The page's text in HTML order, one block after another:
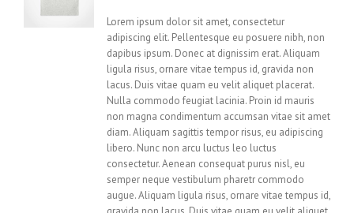
Lorem ipsum dolor sit amet, consectetur
adipiscing elit. Pellentesque eu posuere nibh, non
dapibus ipsum. Donec at dignissim erat. Aliquam
ligula risus, ornare vitae tempus id, gravida non
lacus. Duis vitae quam eu velit aliquet placerat.
Nulla commodo feugiat lacinia. Proin id mauris
non magna condimentum accumsan vitae sit amet
diam. Aliquam sagittis tempor risus, eu adipiscing
libero. Nunc non arcu luctus leo luctus
consectetur. Aenean consequat purus nisl, eu
semper neque vestibulum pharetr commodo
augue. Aliquam ligula risus, ornare vitae tempus id,